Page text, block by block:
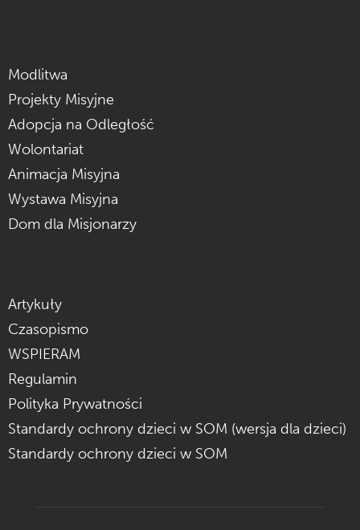
Modlitwa
Projekty Misyjne
Adopcja na Odległość
Wolontariat
Animacja Misyjna
Wystawa Misyjna
Dom dla Misjonarzy
Artykuły
Czasopismo
WSPIERAM
Regulamin
Polityka Prywatności
Standardy ochrony dzieci w SOM (wersja dla dzieci)
Standardy ochrony dzieci w SOM